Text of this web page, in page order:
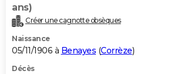
ans)
Créer une cagnotte obsèques
Naissance
05/11/1906 à Benayes (Corrèze)
Décès